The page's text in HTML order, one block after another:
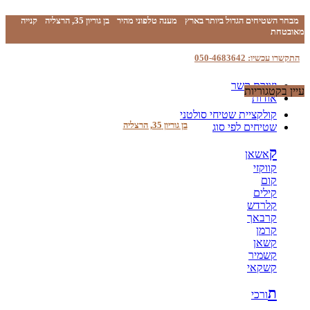
מבחר השטיחים הגדול ביותר בארץ מענה טלפוני מהיר בן גוריון 35, הרצליה
קנייה
מאובטחת
התקשרו עכשיו: 050-4683642
יצירת קשר
אודות
בן גוריון 35, הרצליה
עיין בקטגוריות
קולקציית שטיחי סולטני
שטיחים לפי סוג
קאשאן
קווקזי
קום
קילים
קלרדש
קרבאך
קרמן
קשאן
קשמיר
קשקאי
תורכי